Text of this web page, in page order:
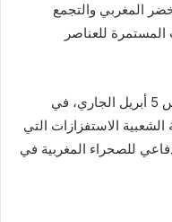
المغربي والتجمع
المستمرة للعناصر
و أدانت الشبيبات في اجتماع لها الخميس 5 أبريل الجاري، في
الشعبية الاستفزازات التي
للصحراء المغربية في